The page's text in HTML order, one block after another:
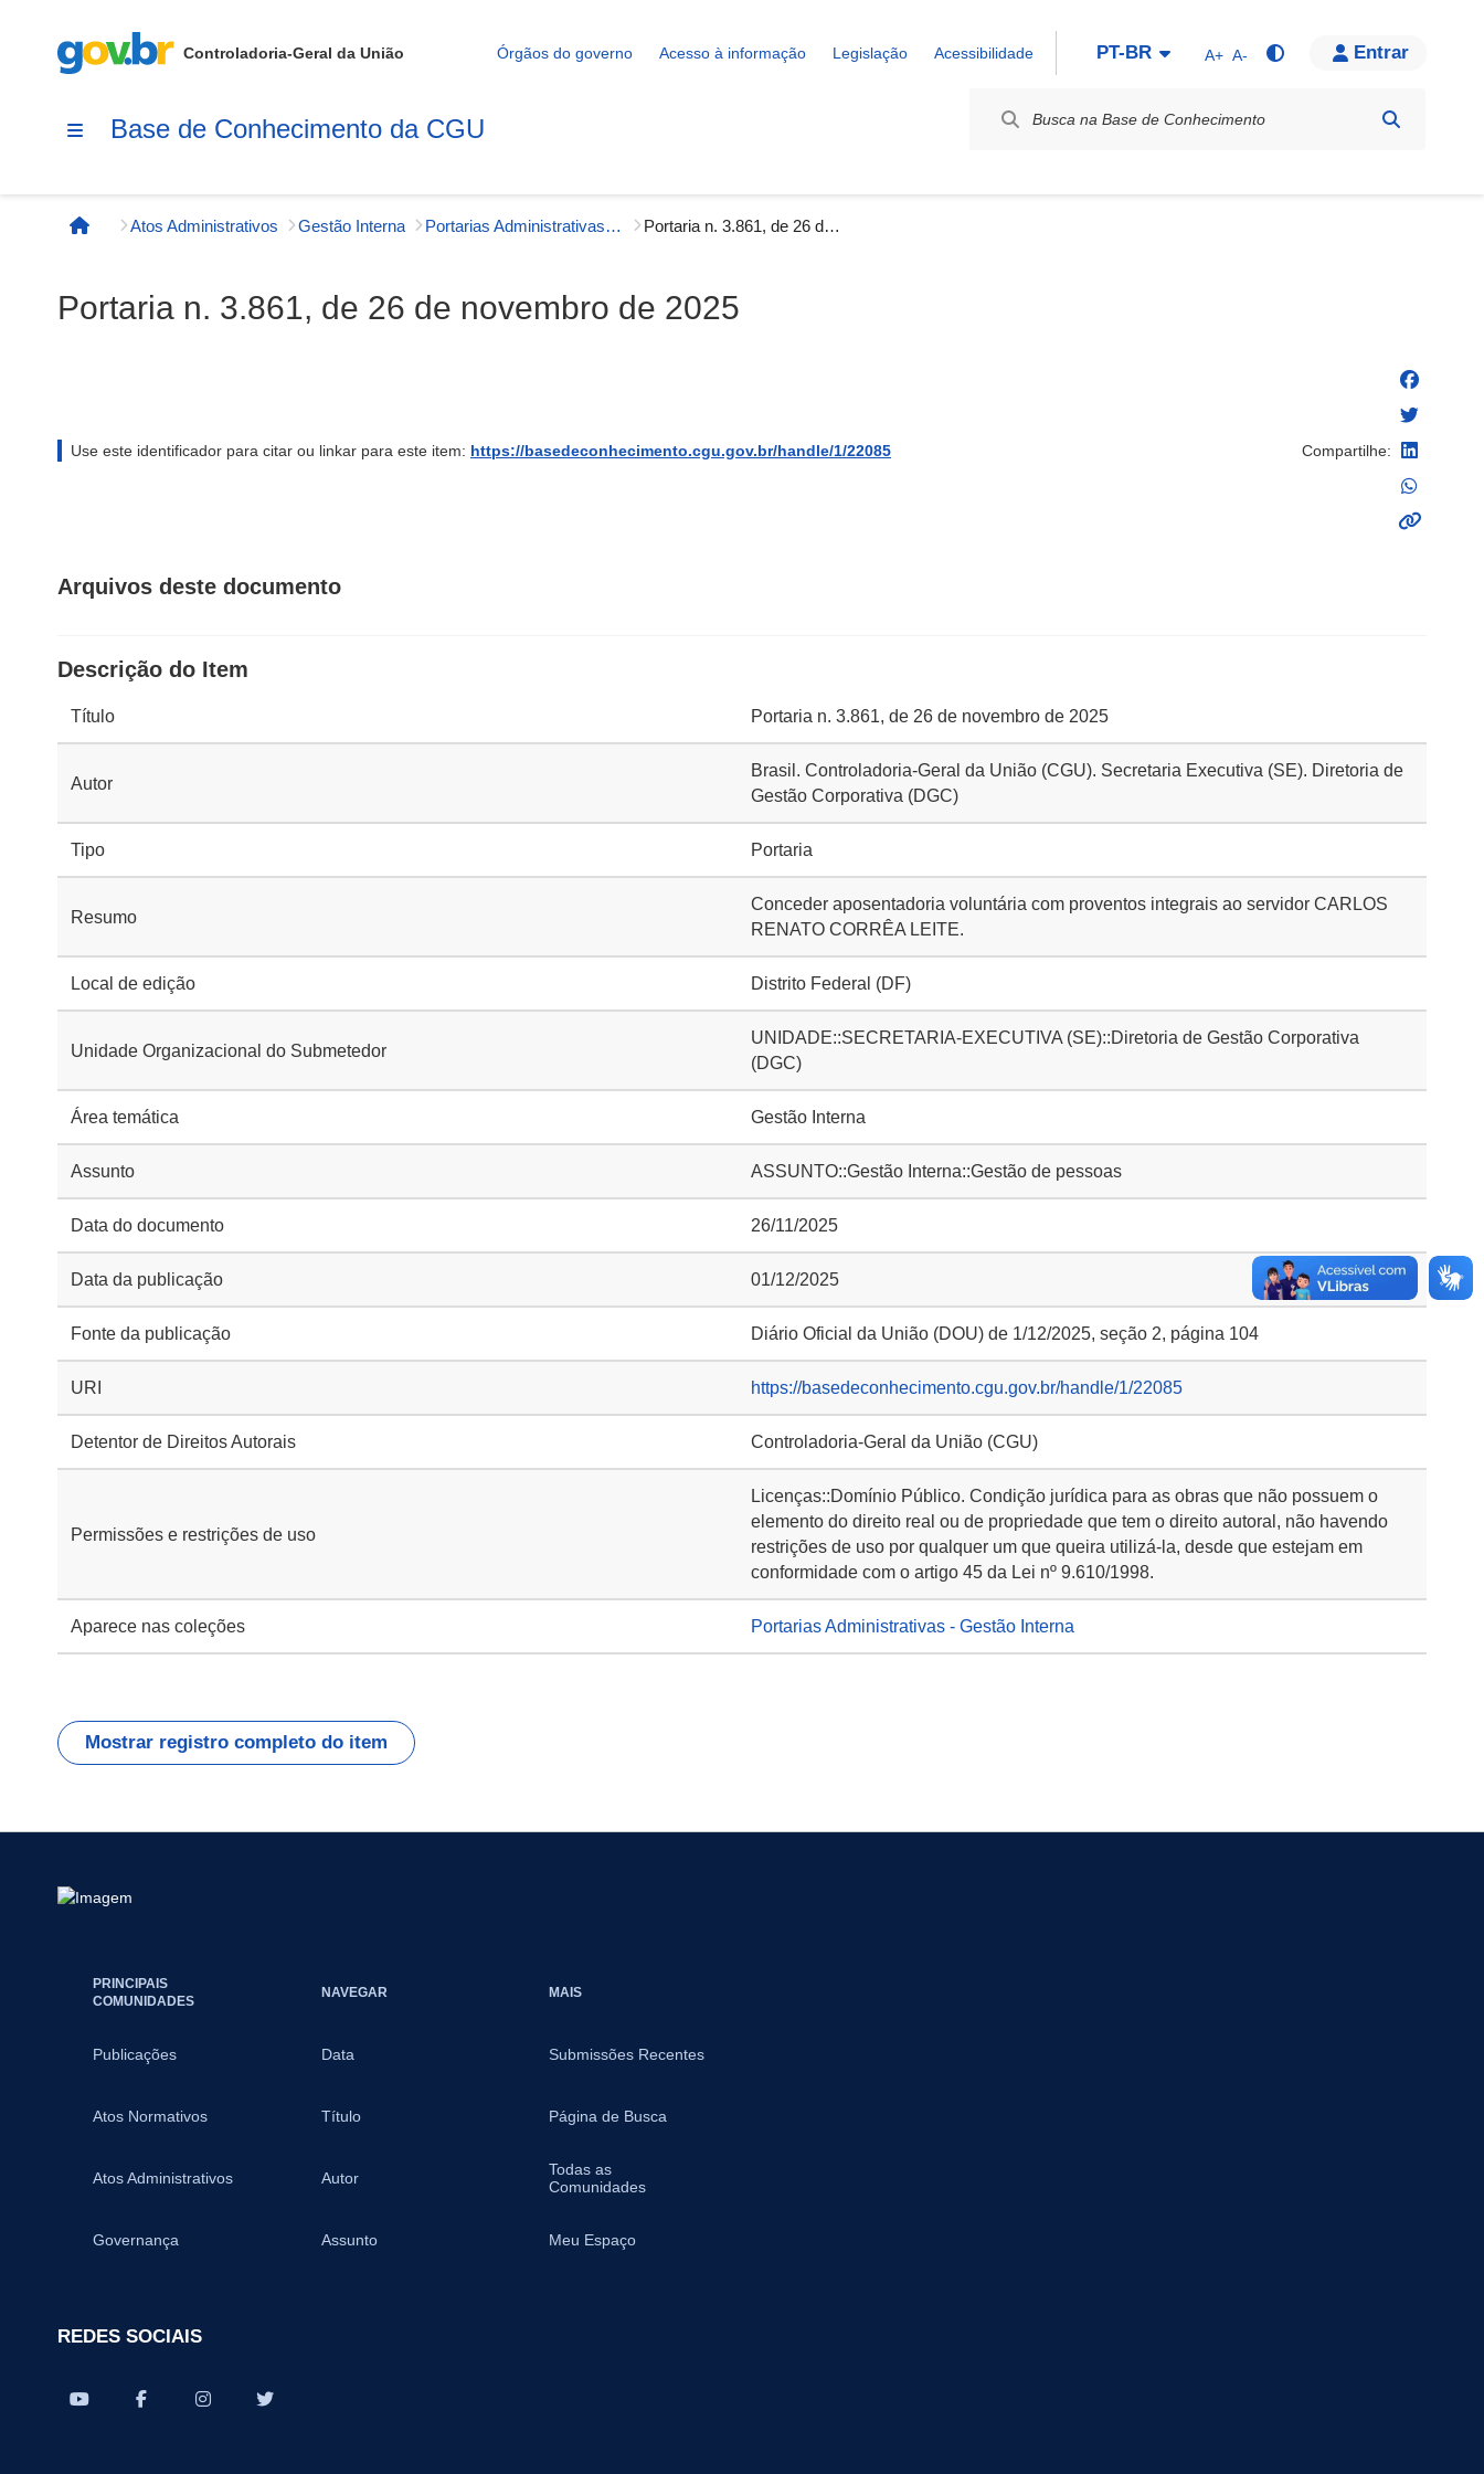
Controladoria-Geral da União Órgãos do governo Acesso à informação Legislação Acessibilidade PT-BR A+ A- Entrar
Base de Conhecimento da CGU
Página inicial
Atos Administrativos Gestão Interna Portarias Administrativas - Gestão Interna Portaria n. 3.861, de 26 de novembro de 2025
Portaria n. 3.861, de 26 de novembro de 2025
Use este identificador para citar ou linkar para este item: https://basedeconhecimento.cgu.gov.br/handle/1/22085 Compartilhe:
Arquivos deste documento
Descrição do Item
Título Portaria n. 3.861, de 26 de novembro de 2025
Autor
Brasil. Controladoria-Geral da União (CGU). Secretaria Executiva (SE). Diretoria de
Gestão Corporativa (DGC)
Tipo Portaria
Resumo
Conceder aposentadoria voluntária com proventos integrais ao servidor CARLOS
RENATO CORRÊA LEITE.
Local de edição Distrito Federal (DF)
Unidade Organizacional do Submetedor
UNIDADE::SECRETARIA-EXECUTIVA (SE)::Diretoria de Gestão Corporativa
(DGC)
Área temática Gestão Interna
Assunto ASSUNTO::Gestão Interna::Gestão de pessoas
Data do documento 26/11/2025
Data da publicação 01/12/2025
Fonte da publicação Diário Oficial da União (DOU) de 1/12/2025, seção 2, página 104
URI https://basedeconhecimento.cgu.gov.br/handle/1/22085
Detentor de Direitos Autorais Controladoria-Geral da União (CGU)
Permissões e restrições de uso
Licenças::Domínio Público. Condição jurídica para as obras que não possuem o
elemento do direito real ou de propriedade que tem o direito autoral, não havendo
restrições de uso por qualquer um que queira utilizá-la, desde que estejam em
conformidade com o artigo 45 da Lei nº 9.610/1998.
Aparece nas coleções Portarias Administrativas - Gestão Interna
Mostrar registro completo do item
PRINCIPAIS
COMUNIDADES
Publicações
Atos Normativos
Atos Administrativos
Governança
NAVEGAR
Data
Título
Autor
Assunto
MAIS
Submissões Recentes
Página de Busca
Todas as
Comunidades
Meu Espaço
REDES SOCIAIS